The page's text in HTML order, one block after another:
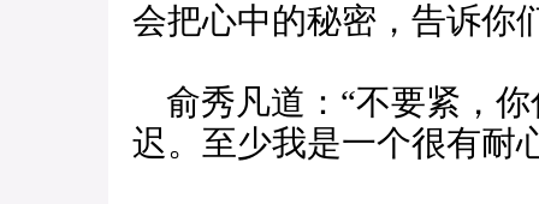
会把心中的秘密，告诉你
俞秀凡道：“不要紧，
迟。至少我是一个很有耐